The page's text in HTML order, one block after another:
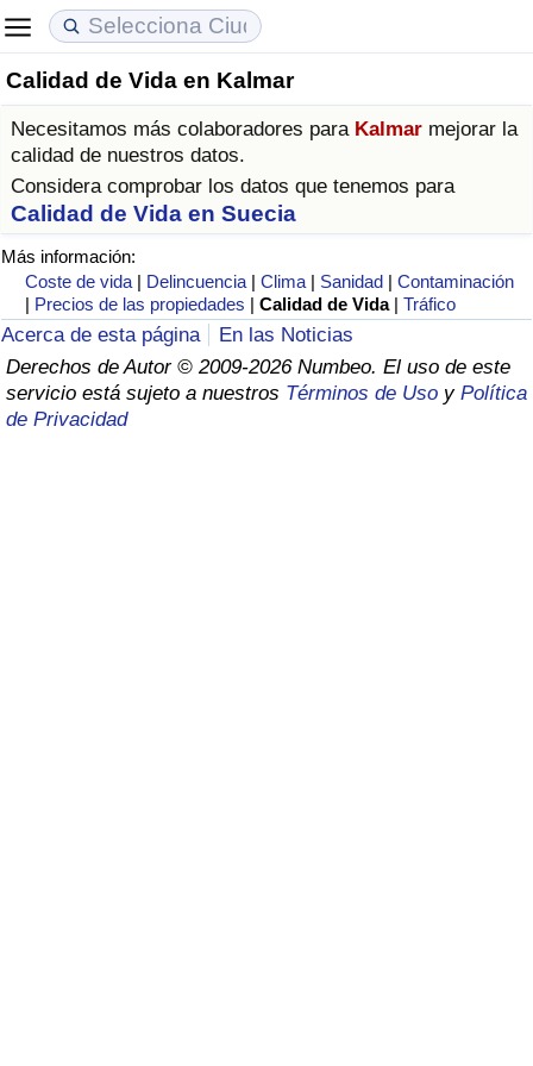
Calidad de Vida en Kalmar
Necesitamos más colaboradores para Kalmar mejorar la
calidad de nuestros datos.
Considera comprobar los datos que tenemos para
Calidad de Vida en Suecia
Más información:
Coste de vida | Delincuencia |Clima | Sanidad |Contaminación
| Precios de las propiedades |Calidad de Vida |Tráfico
Acerca de esta página
En las Noticias
Derechos de Autor © 2009-2026 Numbeo. El uso de este
servicio está sujeto a nuestros Términos de Uso y Política
de Privacidad
Coste de vida
Índice de Costo de Vida (Actual)
Índice de Costo de Vida
Índice de costo de vida por país
en aqaba
Precios de las propiedades
Índice de Precios de Inmuebles (Actual)
Índice de Precios de Inmuebles
Índice de Precios de Inmuebles por País
Calidad de Vida
Índice de Calidad de Vida
Índice de Calidad de Vida (Actual)
Índice de calidad de vida por país
Delincuencia
Calificación del Índice de Criminalidad
(Actual)